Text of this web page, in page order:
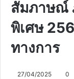
สัมภาษณ์
พิเศษ
ทางการ
27/04/2025 0